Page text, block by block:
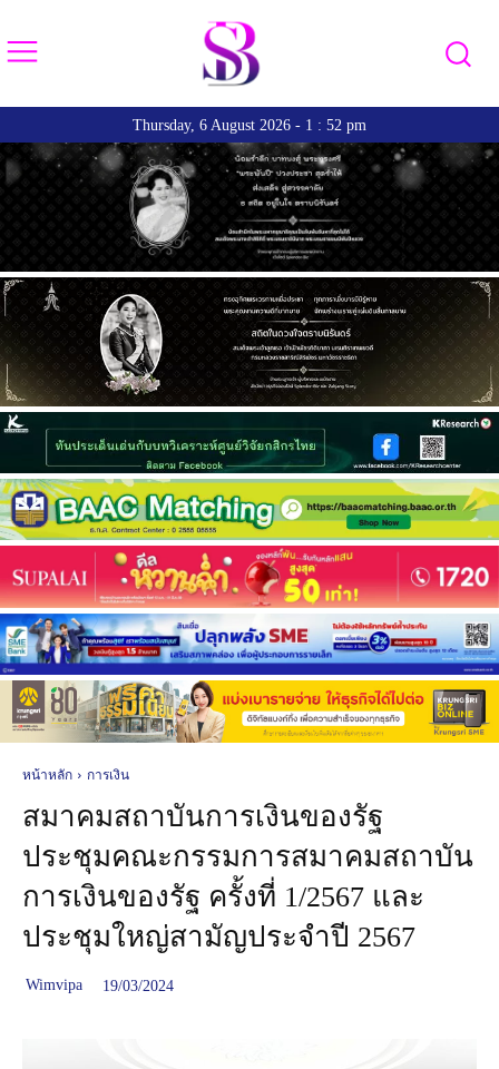
Thursday, 6 August 2026 - 1 : 52 pm
หน้าหลัก การเงิน
สมาคมสถาบันการเงินของรัฐ
ประชุมคณะกรรมการสมาคมสถาบัน
การเงินของรัฐ ครั้งที่ 1/2567 และ
ประชุมใหญ่สามัญประจำปี 2567
Wimvipa 19/03/2024